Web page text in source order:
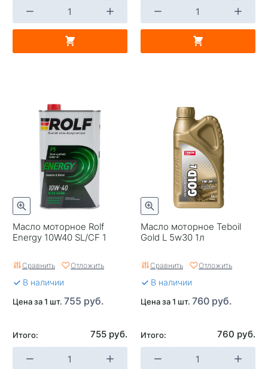
Масло моторное Rolf
Energy 10W40 SL/CF 1
Сравнить Отложить
В наличии
Цена за 1 шт. 755 руб.
Итого: 755 руб.
Масло моторное Teboil
Gold L 5w30 1л
Сравнить Отложить
В наличии
Цена за 1 шт. 760 руб.
Итого: 760 руб.